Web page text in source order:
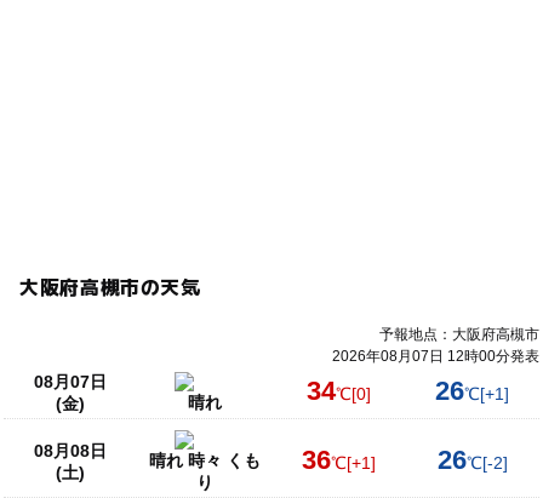
大阪府高槻市の天気
予報地点：大阪府高槻市
2026年08月07日 12時00分発表
08月07日
(金)
晴れ 34℃[0] 26℃[+1]
08月08日
(土)
晴れ 時々 くも
り
36℃[+1] 26℃[-2]